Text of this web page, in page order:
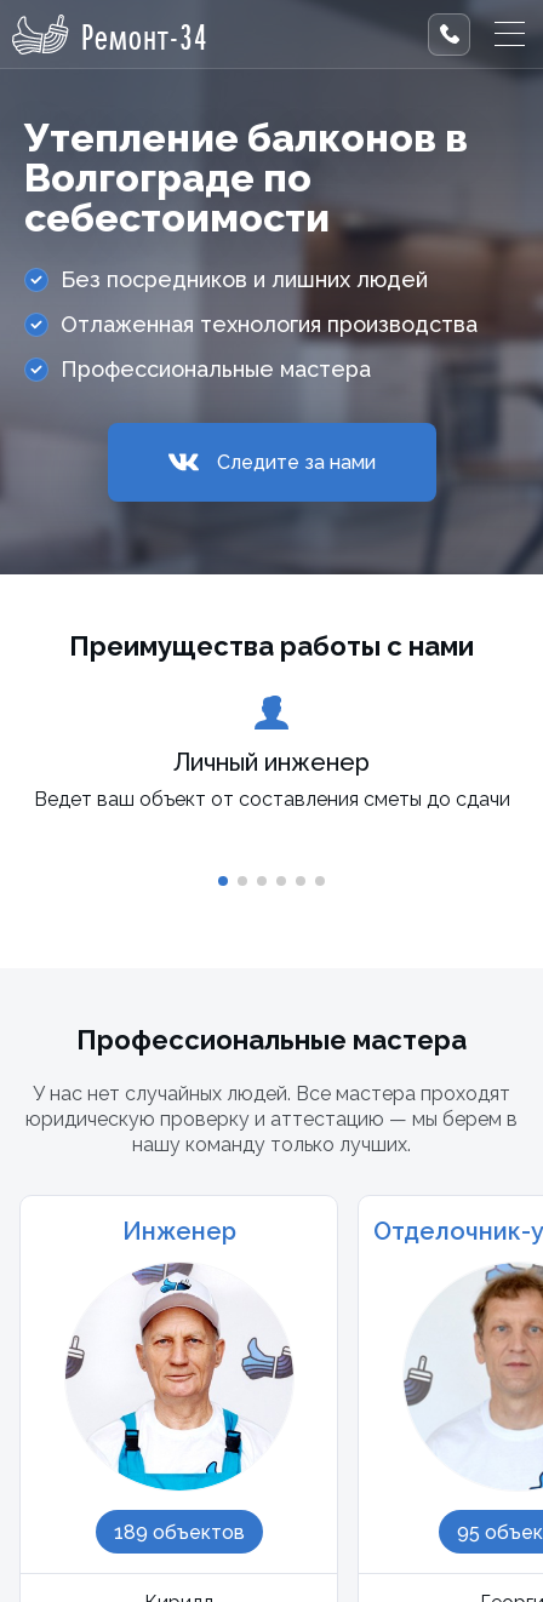
Ремонт-34
Утепление балконов в
Волгограде по
себестоимости
Без посредников и лишних людей
Отлаженная технология производства
Профессиональные мастера
Следите за нами
Преимущества работы с нами
Личный инженер
Ведет ваш объект от составления сметы до сдачи
Профессиональные мастера
У нас нет случайных людей. Все мастера проходят
юридическую проверку и аттестацию — мы берем в
нашу команду только лучших.
Инженер
189 объектов
Отделочник-
95